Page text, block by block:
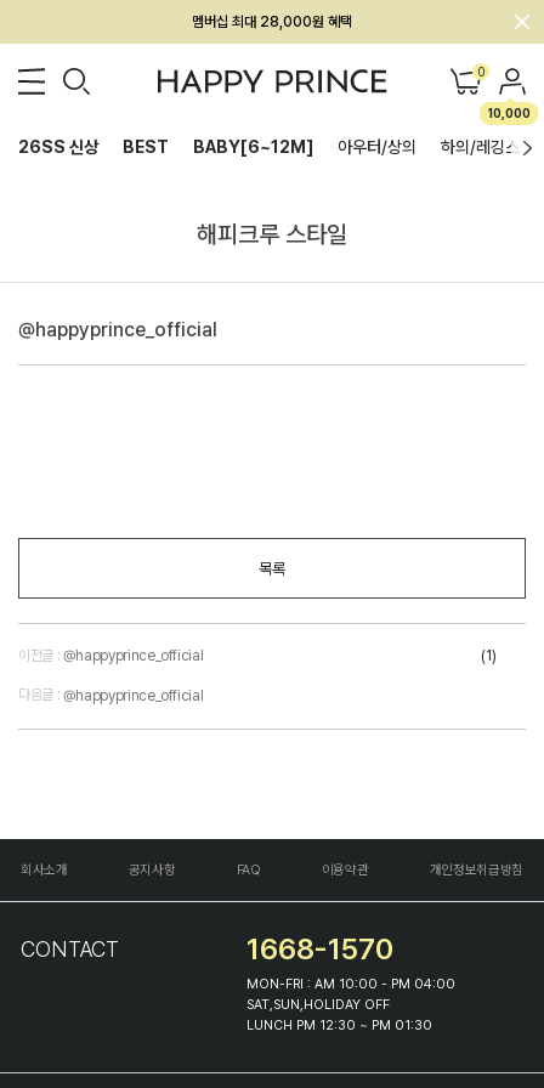
멤버십 최대 28,000원 혜택
0
10,000
26SS 신상 BEST BABY[6~12M] 아우터/상의 하의/레깅스
해피크루 스타일
@happyprince_official
목록
이전글 : @happyprince_official (1)
다음글 : @happyprince_official
회사소개 공지사항 FAQ 이용약관 개인정보취급방침
CONTACT 1668-1570
MON-FRI : AM 10:00 - PM 04:00
SAT,SUN,HOLIDAY OFF
LUNCH PM 12:30 ~ PM 01:30